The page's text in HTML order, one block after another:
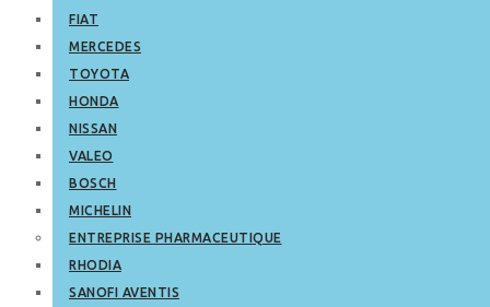
FIAT
MERCEDES
TOYOTA
HONDA
NISSAN
VALEO
BOSCH
MICHELIN
ENTREPRISE PHARMACEUTIQUE
RHODIA
SANOFI AVENTIS